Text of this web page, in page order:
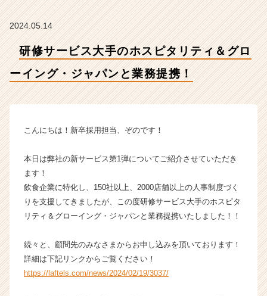
提
【株
会
ラ
テ
の
タ
イ
ラ
ン】
|
2024.05.14
研修サービス大手のホスピタリティ＆グロ
ーイング・ジャパンと業務提携！
こんにちは！新卒採用担当、ぞのです！
本日は弊社の新サービス第1弾についてご紹介させていただき
ます！
飲食企業に特化し、150社以上、2000店舗以上の人事制度づく
りを支援してきましたが、この度研修サービス大手のホスピタ
リティ＆グローイング・ジャパンと業務提携いたしました！！
続々と、顧問先のみなさまからお申し込みを頂いております！
詳細は下記リンクからご覧ください！
https://laftels.com/news/2024/02/19/3037/